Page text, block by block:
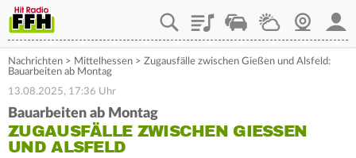
PlaylistStaupilotWetterWebcam
Nachrichten > Mittelhessen > Zugausfälle zwischen Gießen und Alsfeld:
Bauarbeiten ab Montag
13.08.2025, 17:36 Uhr
Bauarbeiten ab Montag
ZUGAUSFÄLLE ZWISCHEN GIESSEN U
ND ALSFELD